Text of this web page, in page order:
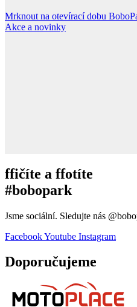
Mrknout na otevírací dobu
Akce a novinky
ffičíte a ffotíte
#bobopark
Jsme sociální. Sledujte nás
FacebookYoutube Instagram
Doporučujeme